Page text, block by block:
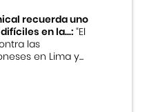
recuerda uno
en la...:“El
las
en Lima y...